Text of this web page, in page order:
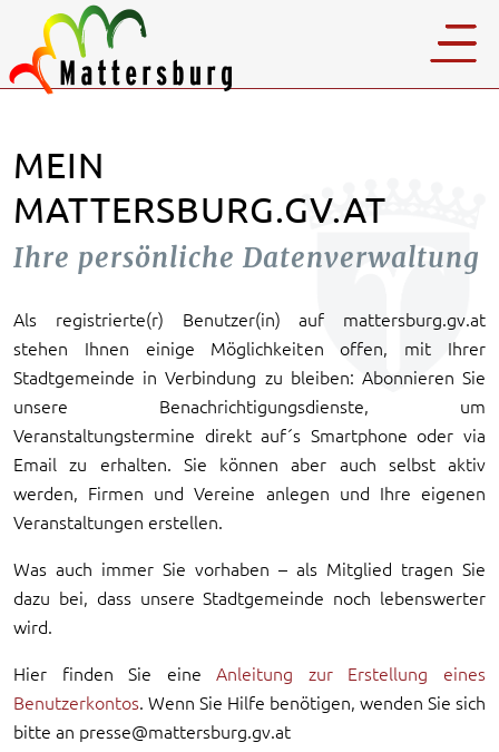
MEIN
MATTERSBURG.GV.AT
Ihre persönliche Datenverwaltung
Als registrierte(r) Benutzer(in) auf mattersburg.gv.at
stehen Ihnen einige Möglichkeiten offen, mit Ihrer
Stadtgemeinde in Verbindung zu bleiben: Abonnieren Sie
unsere Benachrichtigungsdienste, um
Veranstaltungstermine direkt auf´s Smartphone oder via
Email zu erhalten. Sie können aber auch selbst aktiv
werden, Firmen und Vereine anlegen und Ihre eigenen
Veranstaltungen erstellen.
Was auch immer Sie vorhaben – als Mitglied tragen Sie
dazu bei, dass unsere Stadtgemeinde noch lebenswerter
wird.
Hier finden Sie eineAnleitung zur Erstellung eines
Benutzerkontos. Wenn Sie Hilfe benötigen, wenden Sie sich
bitte an presse@mattersburg.gv.at